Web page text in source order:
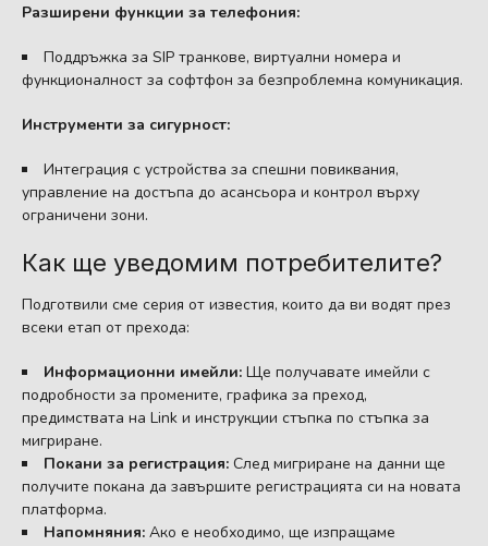
Разширени функции за телефония:
Поддръжка за SIP транкове, виртуални номера и
функционалност за софтфон за безпроблемна комуникация.
Инструменти за сигурност:
Интеграция с устройства за спешни повиквания,
управление на достъпа до асансьора и контрол върху
ограничени зони.
Как ще уведомим потребителите?
Подготвили сме серия от известия, които да ви водят през
всеки етап от прехода:
Информационни имейли: Ще получавате имейли с
подробности за промените, графика за преход,
предимствата на Link и инструкции стъпка по стъпка за
мигриране.
Покани за регистрация: След мигриране на данни ще
получите покана да завършите регистрацията си на новата
платформа.
Напомняния: Ако е необходимо, ще изпращаме